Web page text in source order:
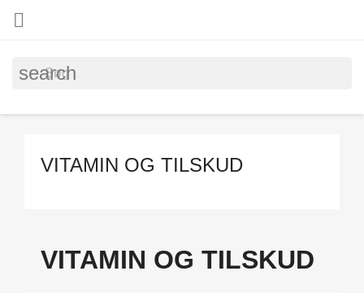

search
VITAMIN OG TILSKUD
VITAMIN OG TILSKUD